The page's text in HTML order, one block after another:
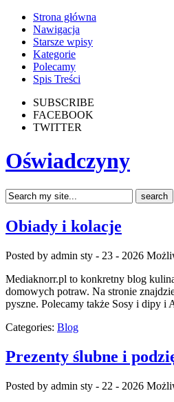
Strona główna
Nawigacja
Starsze wpisy
Kategorie
Polecamy
Spis Treści
SUBSCRIBE
FACEBOOK
TWITTER
Oświadczyny
Obiady i kolacje
Posted by admin sty - 23 - 2026
Mediaknorr.pl to konkretny blog
domowych potraw. Na stronie
pyszne. Polecamy także Sosy i dipy
Categories: Blog
Prezenty ślubne i
Posted by admin sty - 22 - 2026